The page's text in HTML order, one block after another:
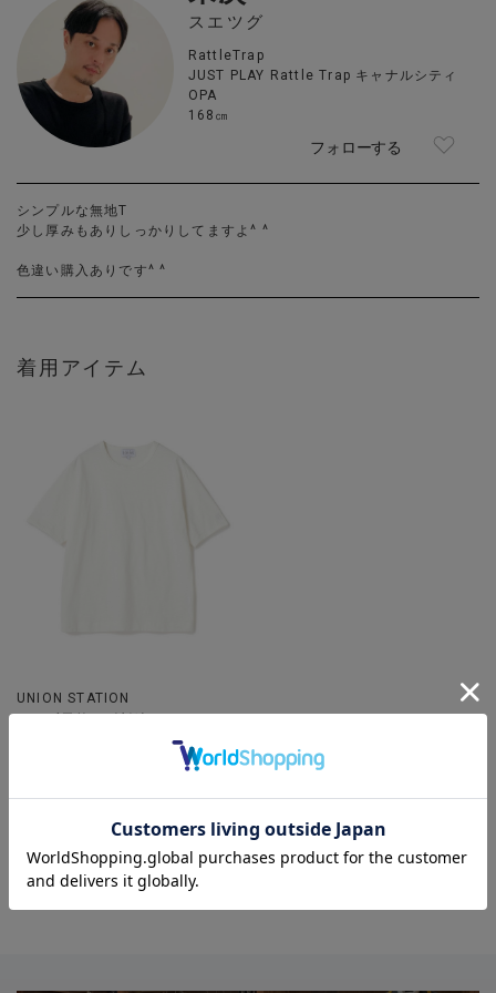
スエツグ
RattleTrap
JUST PLAY Rattle Trap キャナルシティ
OPA
168㎝
フォローする
シンプルな無地T
少し厚みもありしっかりしてますよ^ ^
色違い購入ありです^ ^
着用アイテム
UNION STATION
着用カラー オフホワイト 着用
タイトシルエット 20代 30代 40代
半袖カットソー